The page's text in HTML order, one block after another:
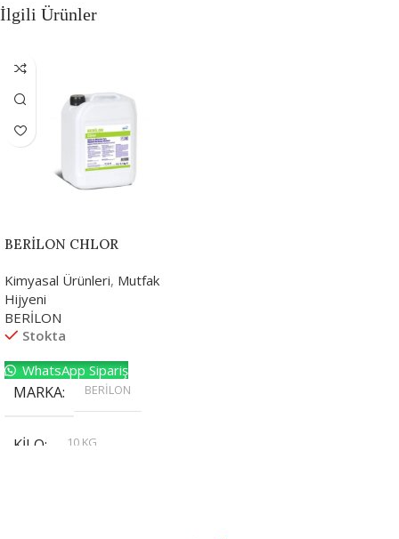
İlgili Ürünler
BERİLON CHLOR
Kimyasal Ürünleri, Mutfak
Hijyeni
BERİLON
Stokta
WhatsApp Sipariş
MARKA BERİLON
KILO
10 KG